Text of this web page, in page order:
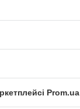
Prom.ua